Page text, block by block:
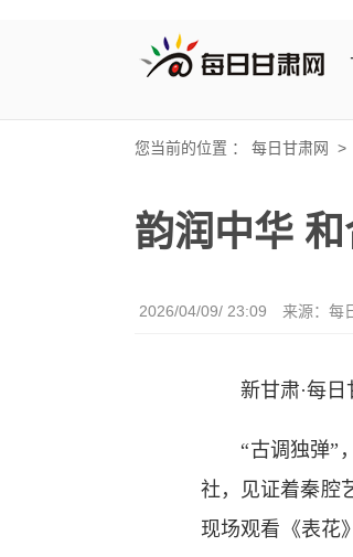
您当前的位置 ： 每日甘肃网 >
韵润中华
2026/04/09/ 23:09 来源： 每
新甘肃·每日
“古调独弹”，
社，见证着秦腔
现场观看《表花